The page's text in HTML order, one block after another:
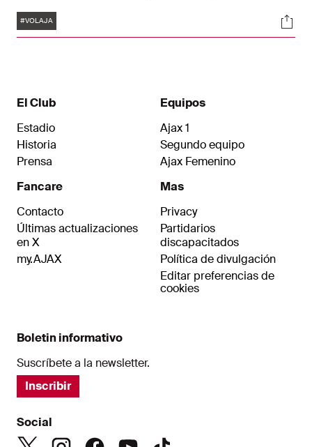
– Ajax.
Etiquetas
#VOLAJA
El Club
Estadio
Historia
Prensa
Fancare
Contacto
Últimas actualizaciones
en X
my.AJAX
Equipos
Ajax 1
Segundo equipo
Ajax Femenino
Mas
Privacy
Partidarios
discapacitados
Política de divulgación
Editar preferencias de
cookies
Boletin informativo
Suscríbete a la newsletter.
Inscribir
Social